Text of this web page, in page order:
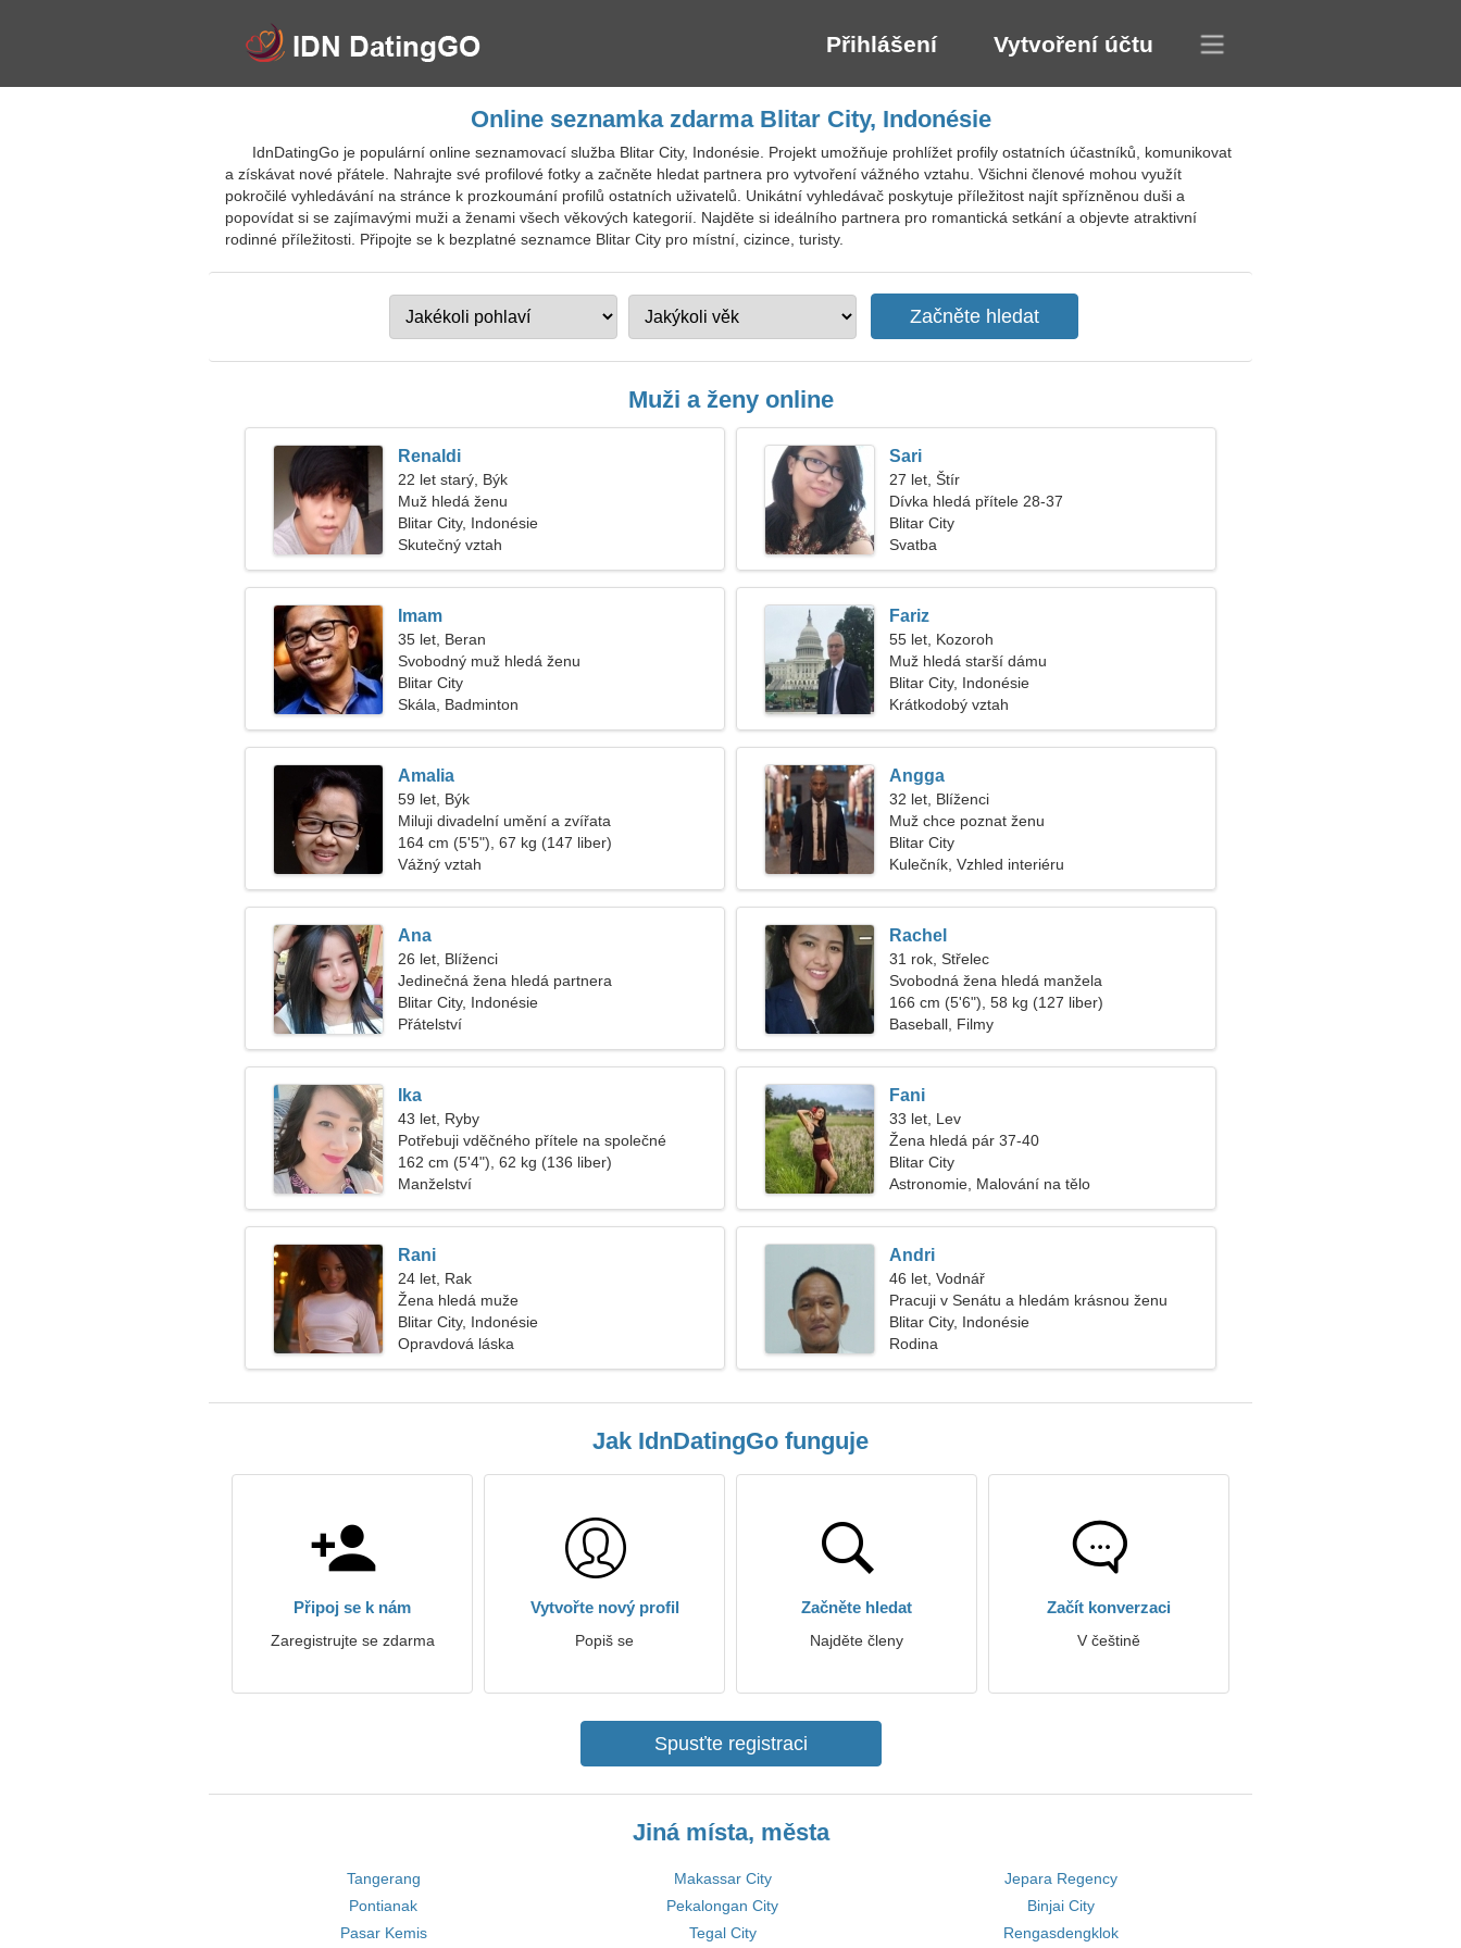
Přihlášení Vytvoření účtu
Online seznamka zdarma Blitar City, Indonésie
IdnDatingGo je populární online seznamovací služba Blitar City, Indonésie. Projekt umožňuje prohlížet profily ostatních účastníků, komunikovat
a získávat nové přátele. Nahrajte své profilové fotky a začněte hledat partnera pro vytvoření vážného vztahu. Všichni členové mohou využít
pokročilé vyhledávání na stránce k prozkoumání profilů ostatních uživatelů. Unikátní vyhledávač poskytuje příležitost najít spřízněnou duši a
popovídat si se zajímavými muži a ženami všech věkových kategorií. Najděte si ideálního partnera pro romantická setkání a objevte atraktivní
rodinné příležitosti. Připojte se k bezplatné seznamce Blitar City pro místní, cizince, turisty.
Muži a ženy online
Renaldi
22 let starý, Býk
Muž hledá ženu
Blitar City, Indonésie
Skutečný vztah
Sari
27 let, Štír
Dívka hledá přítele 28-37
Blitar City
Svatba
Imam
35 let, Beran
Svobodný muž hledá ženu
Blitar City
Skála, Badminton
Fariz
55 let, Kozoroh
Muž hledá starší dámu
Blitar City, Indonésie
Krátkodobý vztah
Amalia
59 let, Býk
Miluji divadelní umění a zvířata
164 cm (5'5"), 67 kg (147 liber)
Vážný vztah
Angga
32 let, Blíženci
Muž chce poznat ženu
Blitar City
Kulečník, Vzhled interiéru
Ana
26 let, Blíženci
Jedinečná žena hledá partnera
Blitar City, Indonésie
Přátelství
Rachel
31 rok, Střelec
Svobodná žena hledá manžela
166 cm (5'6"), 58 kg (127 liber)
Baseball, Filmy
Ika
43 let, Ryby
Potřebuji vděčného přítele na společné
vaření
162 cm (5'4"), 62 kg (136 liber)
Manželství
Fani
33 let, Lev
Žena hledá pár 37-40
Blitar City
Astronomie, Malování na tělo
Rani
24 let, Rak
Žena hledá muže
Blitar City, Indonésie
Opravdová láska
Andri
46 let, Vodnář
Pracuji v Senátu a hledám krásnou ženu
Blitar City, Indonésie
Rodina
Jak IdnDatingGo funguje
Připoj se k nám
Zaregistrujte se zdarma
Vytvořte nový profil
Popiš se
Začněte hledat
Najděte členy
Začít konverzaci
V češtině
Spusťte registraci
Jiná místa, města
Tangerang Makassar City
Jepara Regency
Pontianak
Pekalongan City
Binjai City
Pasar Kemis
Tegal City Rengasdengklok